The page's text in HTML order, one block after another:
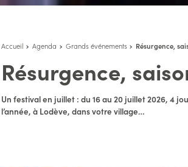
Accueil Agenda Grands événements Résurgence,
Résurgence,
Un festival en juillet : du 16 au 20 juillet 2026, 4
l’année, à Lodève, dans votre village…